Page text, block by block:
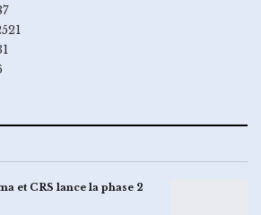
et CRS lance la phase 2